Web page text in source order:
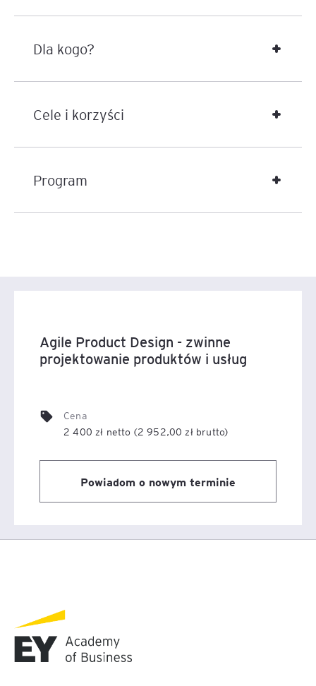
Agile Product Design to podejście do projektowania w
sposób zwinny i iteracyjny, które zapewnia umiejętności
restart biznesu lub jego części i sprawne działanie w
każdej organizacji, i nie tylko w pracy w Scrumie choć
transformacja cyfrowa, gdzie firma lub zespół
rozwoju nowych produktów, w obsłudze klienta, a nawet
zaprojektować nowe rozwiązania dla klientów/dla
biznesu?
Dla kogo?
Cele i korzyści
Program
Agile Product Design - zwinne
projektowanie produktów i usług
Cena
2 400 zł netto (2 952,00 zł brutto)
Powiadom o nowym terminie